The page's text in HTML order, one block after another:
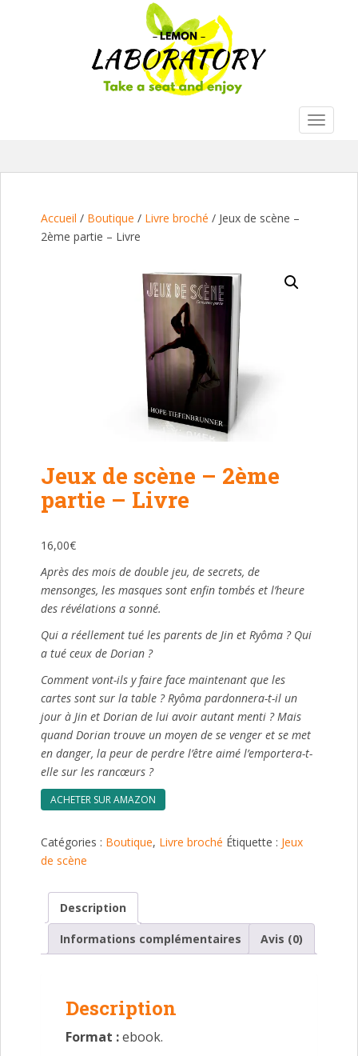
n
Accueil / Boutique / Livre broché / Jeux de scène –
2ème partie – Livre
Jeux de scène – 2ème
partie – Livre
16,00€
Après des mois de double jeu, de secrets, de
mensonges, les masques sont enfin tombés et l’heure
des révélations a sonné.
Qui a réellement tué les parents de Jin et Ryôma ? Qui
a tué ceux de Dorian ?
Comment vont-ils y faire face maintenant que les
cartes sont sur la table ? Ryôma pardonnera-t-il un
jour à Jin et Dorian de lui avoir autant menti ? Mais
quand Dorian trouve un moyen de se venger et se met
en danger, la peur de perdre l’être aimé l’emportera-t-
elle sur les rancœurs ?
ACHETER SUR AMAZON
Catégories : Boutique, Livre broché Étiquette : Jeux
de scène
Description
Informations complémentaires Avis (0)
Description
Format :ebook.